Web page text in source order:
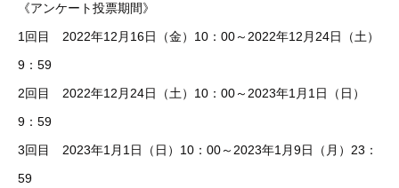
《アンケート投票期間》
1回目 2022年12月16日（金）10：00～2022年12月24日（土）
9：59
2回目 2022年12月24日（土）10：00～2023年1月1日（日）
9：59
3回目 2023年1月1日（日）10：00～2023年1月9日（月）23：
59